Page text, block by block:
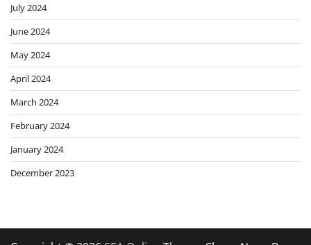
July 2024
June 2024
May 2024
April 2024
March 2024
February 2024
January 2024
December 2023